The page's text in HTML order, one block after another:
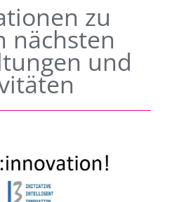
zu
nächsten
und